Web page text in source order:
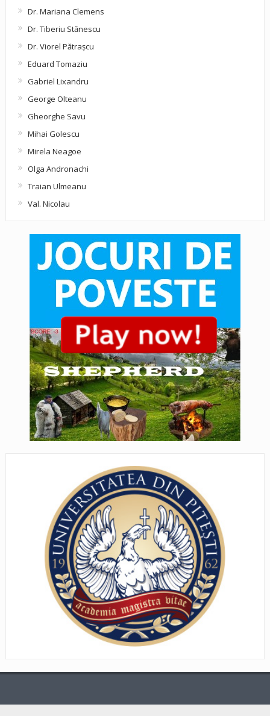
Dr. Mariana Clemens
Dr. Tiberiu Stănescu
Dr. Viorel Pătraşcu
Eduard Tomaziu
Gabriel Lixandru
George Olteanu
Gheorghe Savu
Mihai Golescu
Mirela Neagoe
Olga Andronachi
Traian Ulmeanu
Val. Nicolau